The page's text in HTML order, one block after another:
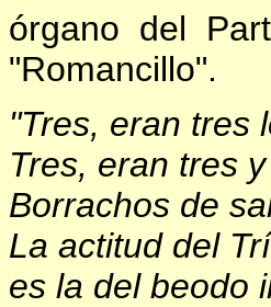
órgano del
"Romancillo".
"Tres, eran tres
Tres, eran tres
Borrachos de
La actitud del
es la del beodo